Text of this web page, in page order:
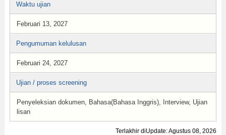
Waktu ujian
Februari 13, 2027
Pengumuman kelulusan
Februari 24, 2027
Ujian / proses screening
Penyeleksian dokumen, Bahasa(Bahasa Inggris), Interview, Ujian
lisan
Terlakhir diUpdate: Agustus 08, 2026